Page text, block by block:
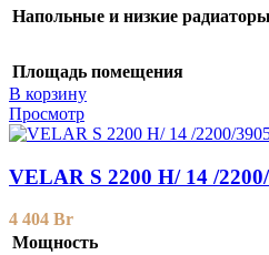
Напольные и низкие радиаторы
Площадь помещения
В корзину
Просмотр
VELAR S 2200 H/ 14 /
4 404 Br
Мощность